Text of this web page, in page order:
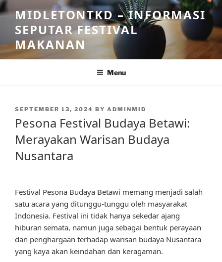
Skip
to
content
MIDLETONTKD – INFORMASI
SEPUTAR FESTIVAL
MAKANAN
Menu
POSTED
SEPTEMBER 13, 2024 BY ADMINMID
Pesona Festival Budaya Betawi:
Merayakan Warisan Budaya
Nusantara
Festival Pesona Budaya Betawi memang menjadi salah
satu acara yang ditunggu-tunggu oleh masyarakat
Indonesia. Festival ini tidak hanya sekedar ajang
hiburan semata, namun juga sebagai bentuk perayaan
dan penghargaan terhadap warisan budaya Nusantara
yang kaya akan keindahan dan keragaman.